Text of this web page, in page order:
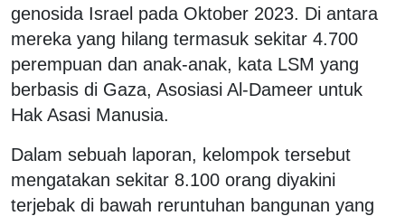
genosida Israel pada Oktober 2023. Di antara
mereka yang hilang termasuk sekitar 4.700
perempuan dan anak-anak, kata LSM yang
berbasis di Gaza, Asosiasi Al-Dameer untuk
Hak Asasi Manusia.
Dalam sebuah laporan, kelompok tersebut
mengatakan sekitar 8.100 orang diyakini
terjebak di bawah reruntuhan bangunan yang